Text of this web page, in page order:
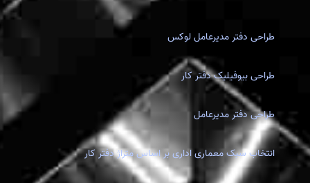
طراحی دفتر مدیرعامل لوکس
طراحی بیوفیلیک دفتر کار
طراحی دفتر مدیرعامل
انتخاب سبک معماری اداری بر اساس متراژ دفتر کار